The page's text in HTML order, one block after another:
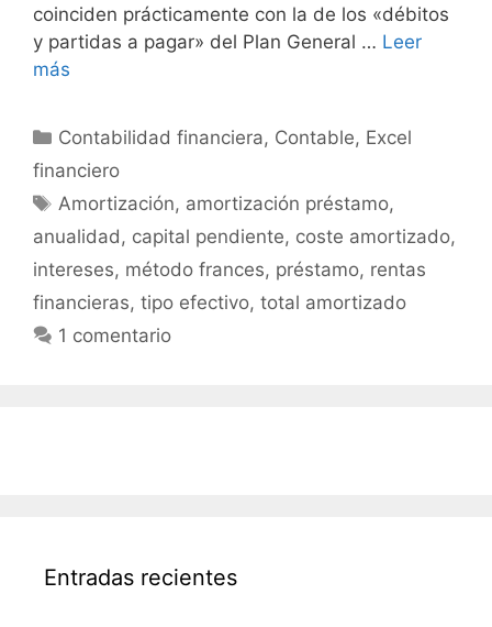
coinciden prácticamente con la de los «débitos
y partidas a pagar» del Plan General … Leer
más
Categorías
Contabilidad financiera, Contable, Excel
financiero
Etiquetas
Amortización, amortización préstamo,
anualidad , capital pendiente, coste amortizado,
intereses, método frances, préstamo, rentas
financieras, tipo efectivo, total amortizado
1 comentario
Entradas recientes